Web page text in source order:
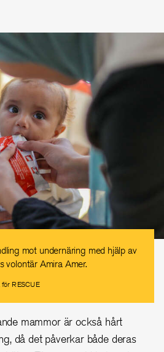
mot undernäring med hjälp av
volontär Amira Amer.
för RESCUE
mammor är också hårt
då det påverkar både deras